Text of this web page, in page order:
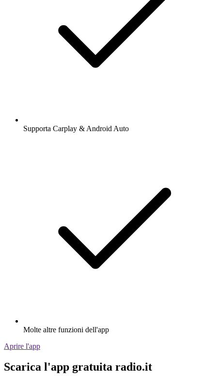
Supporta Carplay & Android Auto
Molte altre funzioni dell'app
Aprire l'app
Scarica l'app gratuita radio.it